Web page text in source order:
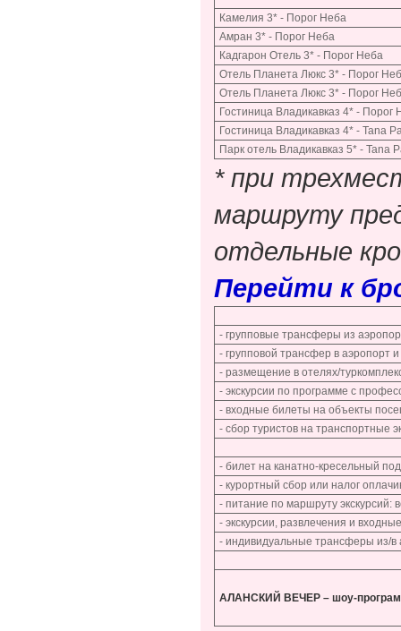
Камелия 3* - Порог Неба
Амран 3* - Порог Неба
Кадгарон Отель 3* - Порог Неба
Отель Планета Люкс 3* - Порог
Отель Планета Люкс 3* - Порог
Гостиница Владикавказ 4* - Порог
Гостиница Владикавказ 4* - Tana
Парк отель Владикавказ 5* - Tana
* при
маршруту
отдельные
Перейти к
- групповые трансферы из
- групповой трансфер в аэропорт
- размещение в отелях/
- экскурсии по программе с
- входные билеты на объекты
- сбор туристов на транспортные
- билет на канатно-кресельный
- курортный сбор или налог
- питание по маршруту экскурсий:
- экскурсии, развлечения и
- индивидуальные трансферы из/в
АЛАНСКИЙ ВЕЧЕР – шоу-